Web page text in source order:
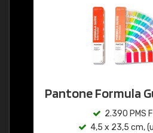
Pantone Formula
2.390 PMS
4,5 x 23,5 cm,